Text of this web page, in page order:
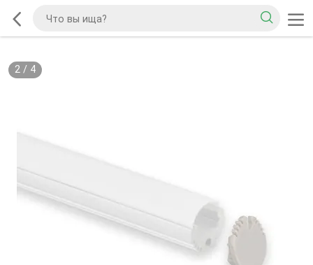
2/ 4